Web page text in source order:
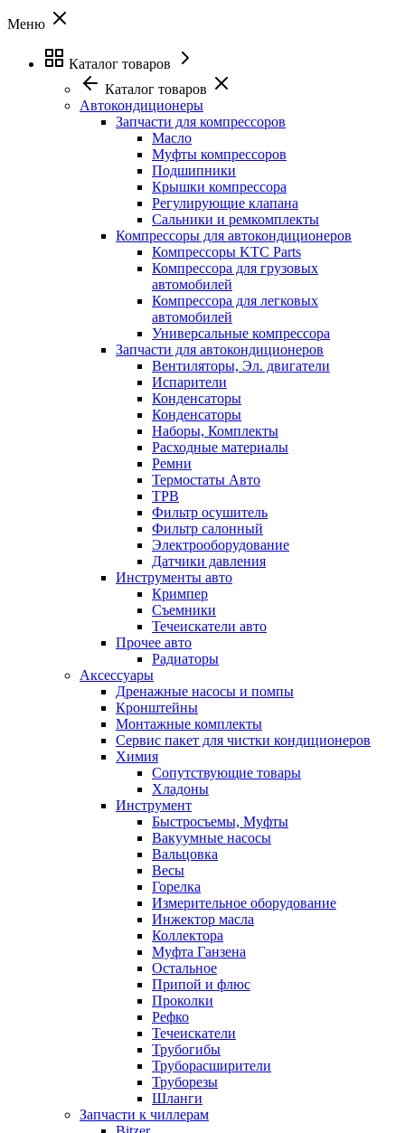
Меню
Каталог товаров
Каталог товаров
Автокондиционеры
Запчасти для компрессоров
Масло
Муфты компрессоров
Подшипники
Крышки компрессора
Регулирующие клапана
Сальники и ремкомплекты
Компрессоры для автокондиционеров
Компрессоры KTC Parts
Компрессора для грузовых
автомобилей
Компрессора для легковых
автомобилей
Универсальные компрессора
Запчасти для автокондиционеров
Вентиляторы, Эл. двигатели
Испарители
Конденсаторы
Конденсаторы
Наборы, Комплекты
Расходные материалы
Ремни
Термостаты Авто
ТРВ
Фильтр осушитель
Фильтр салонный
Электрооборудование
Датчики давления
Инструменты авто
Кримпер
Съемники
Течеискатели авто
Прочее авто
Радиаторы
Аксессуары
Дренажные насосы и помпы
Кронштейны
Монтажные комплекты
Сервис пакет для чистки кондиционеров
Химия
Сопутствующие товары
Хладоны
Инструмент
Быстросъемы, Муфты
Вакуумные насосы
Вальцовка
Весы
Горелка
Измерительное оборудование
Инжектор масла
Коллектора
Муфта Ганзена
Остальное
Припой и флюс
Проколки
Рефко
Течеискатели
Трубогибы
Труборасширители
Труборезы
Шланги
Запчасти к чиллерам